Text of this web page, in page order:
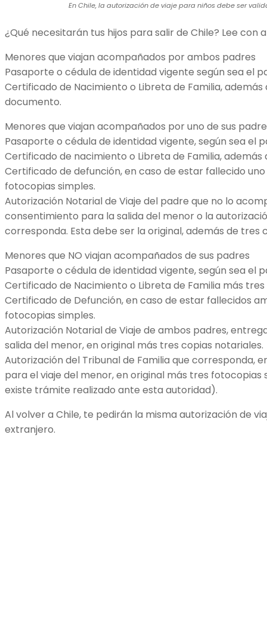
En Chile, la autorización de viaje para niños debe ser
¿Qué necesitarán tus hijos para salir de Chile? Lee con
Menores que viajan acompañados por ambos padres
Pasaporte o cédula de identidad vigente según sea el
Certificado de Nacimiento o Libreta de Familia,
documento.
Menores que viajan acompañados por uno de sus
Pasaporte o cédula de identidad vigente, según sea el
Certificado de nacimiento o Libreta de Familia,
Certificado de defunción, en caso de estar fallecido
fotocopias simples.
Autorización Notarial de Viaje del padre que no lo
consentimiento para la salida del menor o la
corresponda. Esta debe ser la original, además de tres
Menores que NO viajan acompañados de sus padres
Pasaporte o cédula de identidad vigente, según sea el
Certificado de Nacimiento o Libreta de Familia más
Certificado de Defunción, en caso de estar fallecidos
fotocopias simples.
Autorización Notarial de Viaje de ambos padres,
salida del menor, en original más tres copias notariales.
Autorización del Tribunal de Familia que corresponda,
para el viaje del menor, en original más tres
existe trámite realizado ante esta autoridad).
Al volver a Chile, te pedirán la misma autorización de
extranjero.